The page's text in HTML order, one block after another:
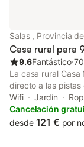
Salas , Provincia
Casa rural para
9.6Fantástico⋅
La casa rural
directo a las
con una sala de
para 9 personas.
estufa de pellets,
Wifi Jardín
Cancelación
desde 121 € por